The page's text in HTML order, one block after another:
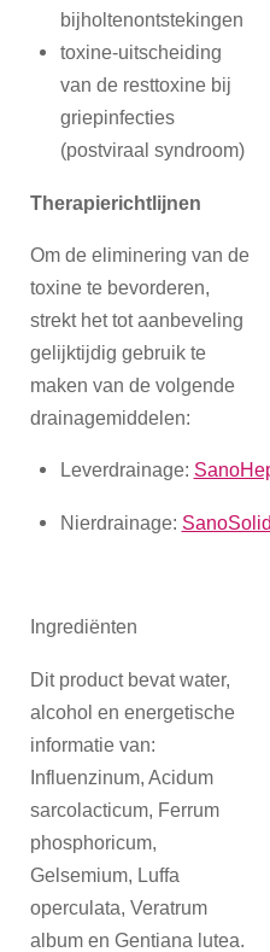
bijholtenontstekingen
toxine-uitscheiding
van de resttoxine bij
griepinfecties
(postviraal syndroom)
Therapierichtlijnen
Om de eliminering van de
toxine te bevorderen,
strekt het tot aanbeveling
gelijktijdig gebruik te
maken van de volgende
drainagemiddelen:
Leverdrainage:
Nierdrainage:
Ingrediënten
Dit product bevat water,
alcohol en energetische
informatie van:
Influenzinum, Acidum
sarcolacticum, Ferrum
phosphoricum,
Gelsemium, Luffa
operculata, Veratrum
album en Gentiana lutea.